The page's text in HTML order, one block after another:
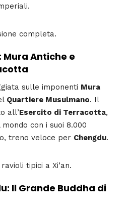
completa.
Mura Antiche e
sulle imponenti Mura
Quartiere Musulmano. Il
all’Esercito di Terracotta,
con i suoi 8.000
treno veloce per Chengdu.
tipici a Xi’an.
Il Grande Buddha di